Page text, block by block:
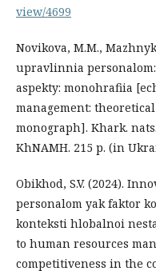
view/4699
Novikova, M.M.,
upravlinnia
aspekty: monohrafiia
management:
monograph]. Khark.
KhNAMH. 215 р. (in
Obikhod, S.V. (2024).
personalom yak faktor
konteksti hlobalnoi
to human resources
competitiveness in the